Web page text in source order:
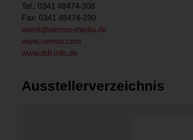
Tel.: 0341 48474-308
Fax: 0341 48474-290
event@oemus-media.de
www.oemus.com
www.ddt-info.de
Ausstellerverzeichnis